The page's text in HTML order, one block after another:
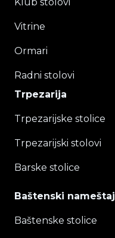
Vitrine
Ormari
Radni stolovi
Trpezarija
Trpezarijske stolice
Trpezarijski stolovi
Barske stolice
Baštenski nameštaj
Baštenske stolice